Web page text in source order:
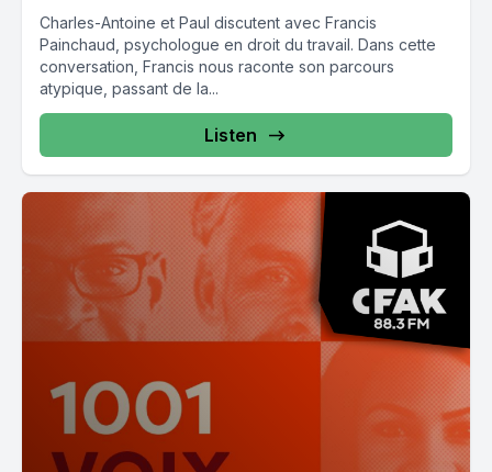
Charles-Antoine et Paul discutent avec Francis
Painchaud, psychologue en droit du travail. Dans cette
conversation, Francis nous raconte son parcours
atypique, passant de la...
Listen